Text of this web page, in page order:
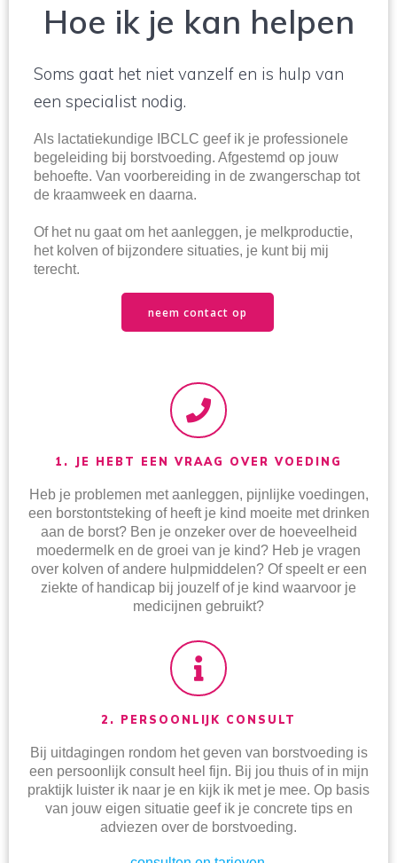
Hoe ik je kan helpen
Soms gaat het niet vanzelf en is hulp van
een specialist nodig.
Als lactatiekundige IBCLC geef ik je professionele
begeleiding bij borstvoeding. Afgestemd op jouw
behoefte. Van voorbereiding in de zwangerschap tot
de kraamweek en daarna.
Of het nu gaat om het aanleggen, je melkproductie,
het kolven of bijzondere situaties, je kunt bij mij
terecht.
neem contact op
1. JE HEBT EEN VRAAG OVER VOEDING
Heb je problemen met aanleggen, pijnlijke voedingen,
een borstontsteking of heeft je kind moeite met drinken
aan de borst? Ben je onzeker over de hoeveelheid
moedermelk en de groei van je kind? Heb je vragen
over kolven of andere hulpmiddelen? Of speelt er een
ziekte of handicap bij jouzelf of je kind waarvoor je
medicijnen gebruikt?
2. PERSOONLIJK CONSULT
Bij uitdagingen rondom het geven van borstvoeding is
een persoonlijk consult heel fijn. Bij jou thuis of in mijn
praktijk luister ik naar je en kijk ik met je mee. Op basis
van jouw eigen situatie geef ik je concrete tips en
adviezen over de borstvoeding.